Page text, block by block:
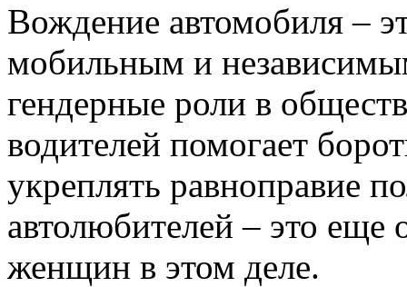
Вождение автомобиля –
мобильным и
гендерные роли в
водителей помогает
укреплять равноправие
автолюбителей – это еще
женщин в этом деле.